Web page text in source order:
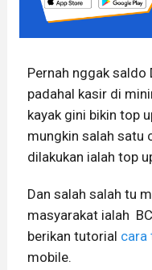
Pernah nggak saldo
padahal kasir di
kayak gini bikin top
mungkin salah satu
dilakukan ialah top
Dan salah salah tu
masyarakat ialah
berikan tutorial cara
mobile.